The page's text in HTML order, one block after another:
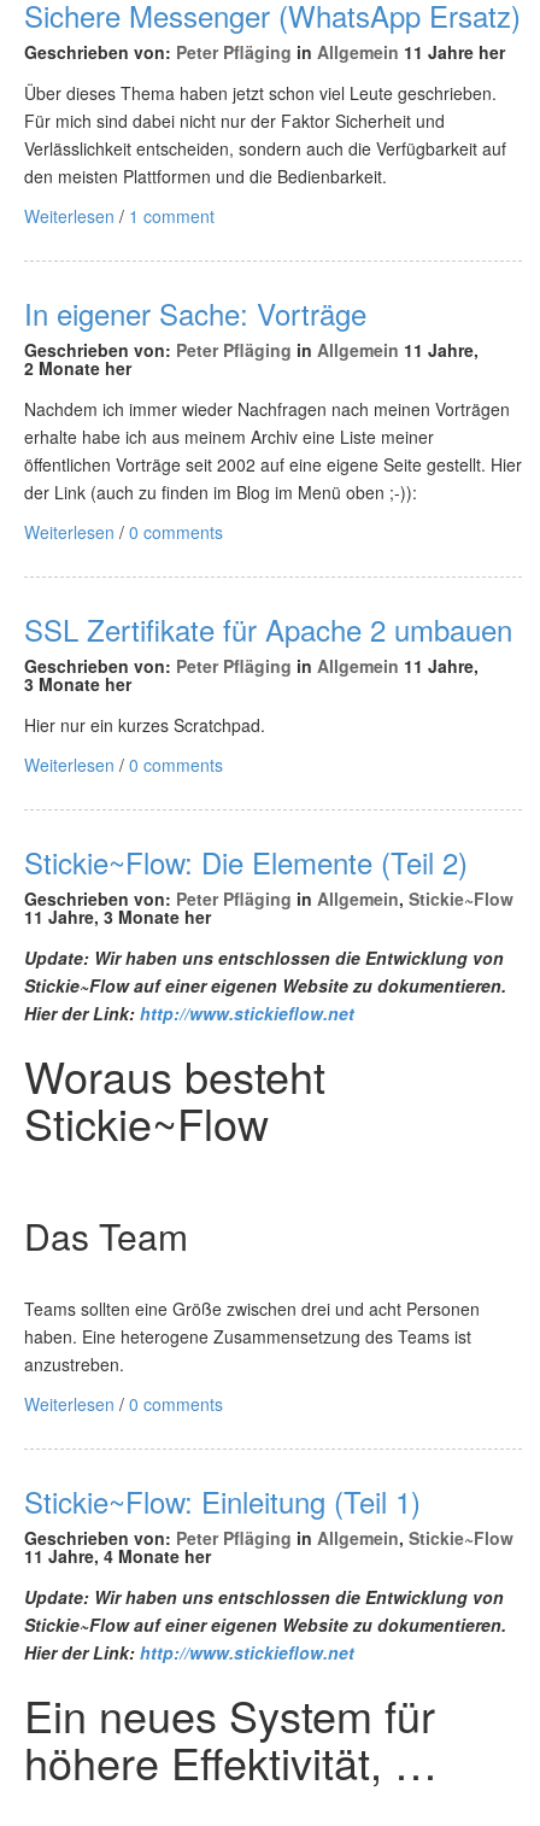
Sichere Messenger (WhatsApp Ersatz)
Geschrieben von: Peter Pfläging in Allgemein 11 Jahre her
Über dieses Thema haben jetzt schon viel Leute geschrieben.
Für mich sind dabei nicht nur der Faktor Sicherheit und
Verlässlichkeit entscheiden, sondern auch die Verfügbarkeit auf
den meisten Plattformen und die Bedienbarkeit.
Weiterlesen / 1 comment
In eigener Sache: Vorträge
Geschrieben von: Peter Pfläging in Allgemein 11 Jahre,
2 Monate her
Nachdem ich immer wieder Nachfragen nach meinen Vorträgen
erhalte habe ich aus meinem Archiv eine Liste meiner
öffentlichen Vorträge seit 2002 auf eine eigene Seite gestellt. Hier
der Link (auch zu finden im Blog im Menü oben ;-)):
Weiterlesen / 0 comments
SSL Zertifikate für Apache 2 umbauen
Geschrieben von: Peter Pfläging in Allgemein 11 Jahre,
3 Monate her
Hier nur ein kurzes Scratchpad.
Weiterlesen / 0 comments
Stickie~Flow: Die Elemente (Teil 2)
Geschrieben von: Peter Pfläging in Allgemein, Stickie~Flow
11 Jahre, 3 Monate her
Update: Wir haben uns entschlossen die Entwicklung von
Stickie~Flow auf einer eigenen Website zu dokumentieren.
Hier der Link: http://www.stickieflow.net
Woraus besteht
Stickie~Flow
Das Team
Teams sollten eine Größe zwischen drei und acht Personen
haben. Eine heterogene Zusammensetzung des Teams ist
anzustreben.
Weiterlesen / 0 comments
Stickie~Flow: Einleitung (Teil 1)
Geschrieben von: Peter Pfläging in Allgemein, Stickie~Flow
11 Jahre, 4 Monate her
Update: Wir haben uns entschlossen die Entwicklung von
Stickie~Flow auf einer eigenen Website zu dokumentieren.
Hier der Link: http://www.stickieflow.net
Ein neues System für
höhere Effektivität, …